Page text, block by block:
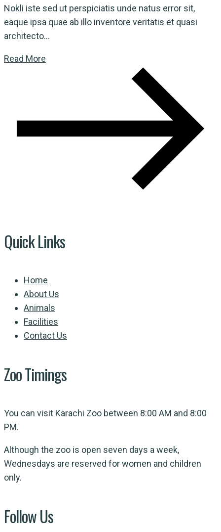
Nokli iste sed ut perspiciatis unde natus error sit,
eaque ipsa quae ab illo inventore veritatis et quasi
architecto...
Read More
Quick Links
Home
About Us
Animals
Facilities
Contact Us
Zoo Timings
You can visit Karachi Zoo between 8:00 AM and 8:00
PM.
Although the zoo is open seven days a week,
Wednesdays are reserved for women and children
only.
Follow Us